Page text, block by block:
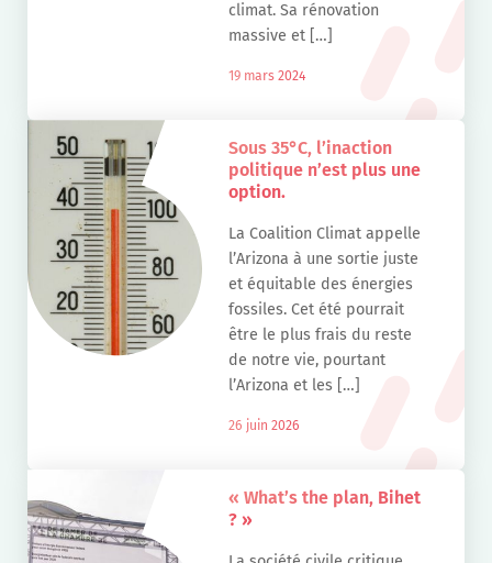
climat. Sa rénovation
massive et […]
19 mars 2024
Sous 35°C, l’inaction
politique n’est plus une
option.
La Coalition Climat appelle
l’Arizona à une sortie juste
et équitable des énergies
fossiles. Cet été pourrait
être le plus frais du reste
de notre vie, pourtant
l’Arizona et les […]
26 juin 2026
« What’s the plan, Bihet
? »